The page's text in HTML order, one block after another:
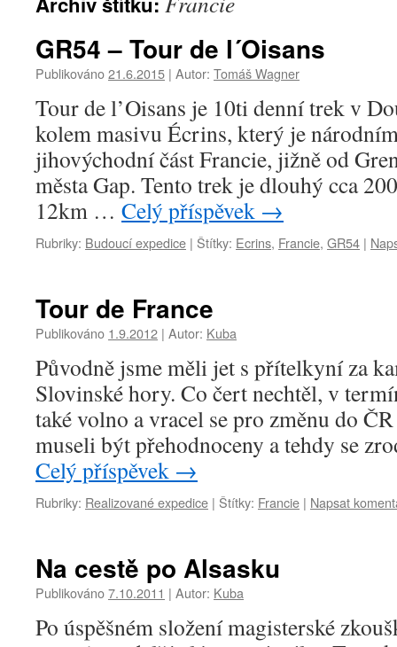
GR54 – Tour de l´Oisans
Publikováno21.6.2015 | Autor: Tomáš Wagner
Tour de l’Oisans je 10ti denní trek v
kolem masivu Écrins, který je
jihovýchodní část Francie, jižně od
města Gap. Tento trek je dlouhý cca
12km … Celý příspěvek →
Rubriky: Budoucí expedice | Štítky: Ecrins, Francie, GR54 |
Tour de France
Publikováno 1.9.2012 | Autor: Kuba
Původně jsme měli jet s přítelkyní za
Slovinské hory. Co čert nechtěl, v
také volno a vracel se pro změnu do
museli být přehodnoceny a tehdy se
Celý příspěvek →
Rubriky: Realizované expedice | Štítky: Francie | Napsat
Na cestě po Alsasku
Publikováno7.10.2011 | Autor: Kuba
Po úspěšném složení magisterské